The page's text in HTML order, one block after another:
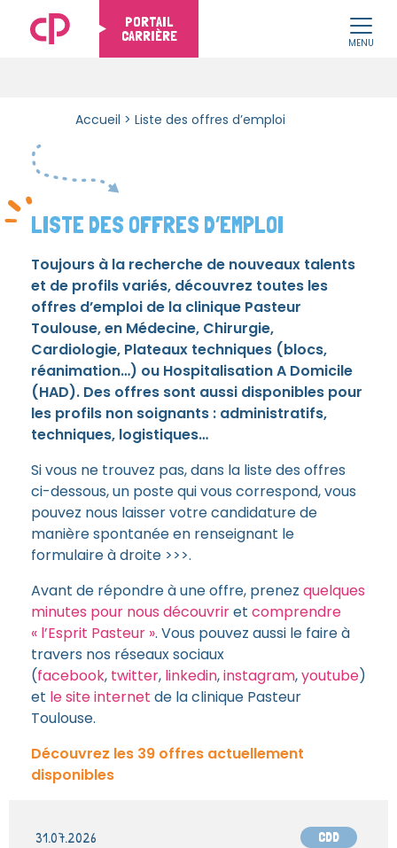
PORTAIL
CARRIÈRE
MENU
Accueil > Liste des offres d’emploi
LISTE DES OFFRES D’EMPLOI
Toujours à la recherche de nouveaux talents
et de profils variés, découvrez toutes les
offres d’emploi de la clinique Pasteur
Toulouse, en Médecine, Chirurgie,
Cardiologie, Plateaux techniques (blocs,
réanimation…) ou Hospitalisation A Domicile
(HAD). Des offres sont aussi disponibles pour
les profils non soignants : administratifs,
techniques, logistiques…
Si vous ne trouvez pas, dans la liste des offres
ci-dessous, un poste qui vous correspond, vous
pouvez nous laisser votre candidature de
manière spontanée en renseignant le
formulaire à droite >>>.
Avant de répondre à une offre, prenez quelques
minutes pour nous découvriret comprendre
« l’Esprit Pasteur ». Vous pouvez aussi le faire à
travers nos réseaux sociaux
(facebook, twitter, linkedin,instagram,youtube)
et le site internet de la clinique Pasteur
Toulouse.
Découvrez les 39 offres actuellement
disponibles
31.07.2026 CDD